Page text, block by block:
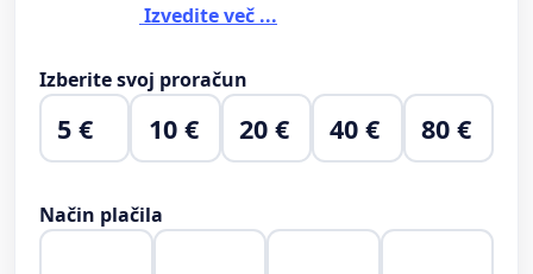
Izvedite več ...
Izberite svoj proračun
5 € 10 € 20 € 40 € 80 €
Način plačila